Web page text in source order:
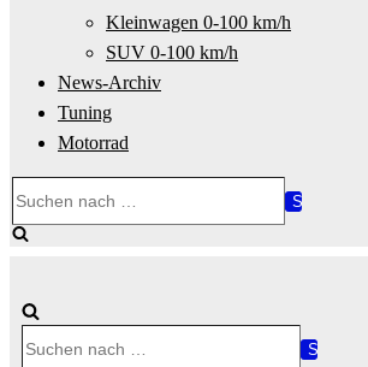
Kleinwagen 0-100 km/h
SUV 0-100 km/h
News-Archiv
Tuning
Motorrad
nach …
nach …